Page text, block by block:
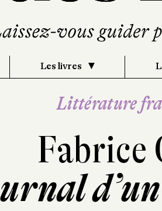
Les livres
Littérature
Fabrice